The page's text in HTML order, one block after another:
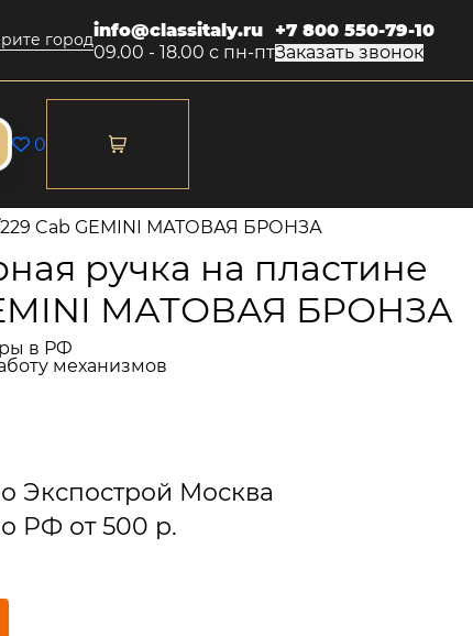
городinfo@classitaly.ru
09.00 - 18.00 с пн-пт
+7 800 550-79-10
Заказать звонок
0
229 Cab GEMINI МАТОВАЯ БРОНЗА
ручка на пластине
МАТОВАЯ БРОНЗА
в РФ
механизмов
Экспострой Москва
РФ от 500 р.